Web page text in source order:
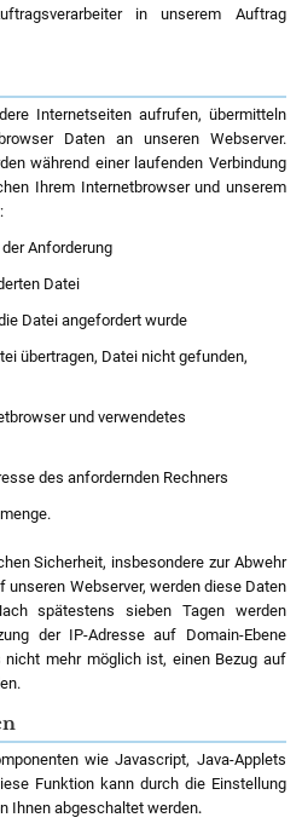
in unserem Auftrag
Internetseiten aufrufen, übermitteln
Daten an unseren Webserver.
während einer laufenden Verbindung
Ihrem Internetbrowser und unserem
Anforderung
Datei
Datei angefordert wurde
übertragen, Datei nicht gefunden,
und verwendetes
des anfordernden Rechners
Sicherheit, insbesondere zur Abwehr
Webserver, werden diese Daten
spätestens sieben Tagen werden
der IP-Adresse auf Domain-Ebene
mehr möglich ist, einen Bezug auf
wie Javascript, Java-Applets
Funktion kann durch die Einstellung
Ihnen abgeschaltet werden.